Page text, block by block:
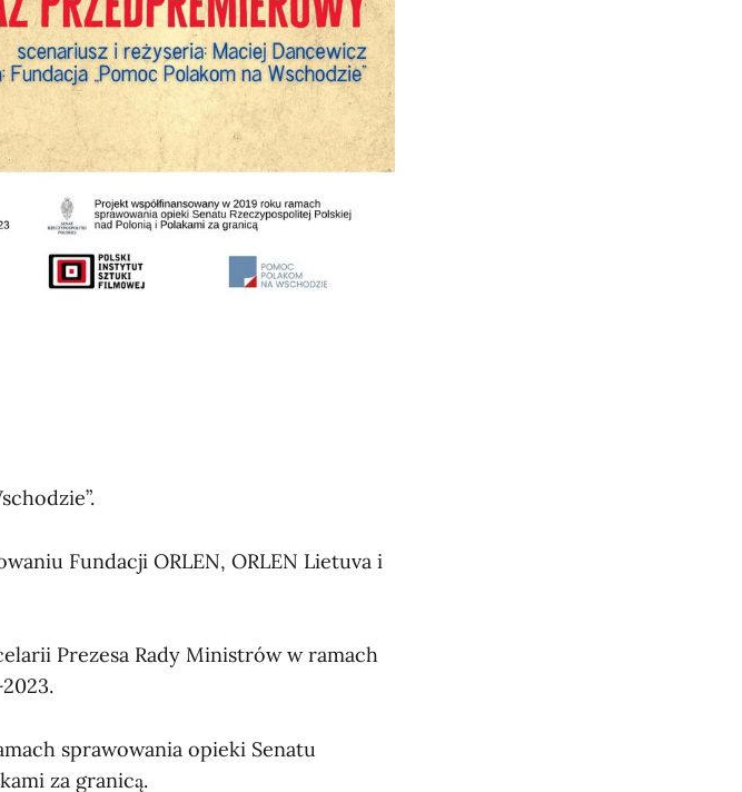
Fundacji ORLEN, ORLEN Lietuva i
Prezesa Rady Ministrów w ramach
sprawowania opieki Senatu
za granicą.